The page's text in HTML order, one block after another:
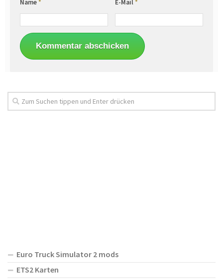
Name* E-Mail*
Euro Truck Simulator 2 mods
ETS2 Karten